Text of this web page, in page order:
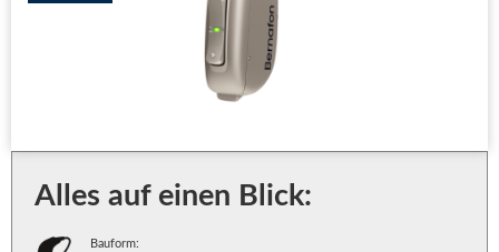
Alles auf einen Blick:
Bauform: